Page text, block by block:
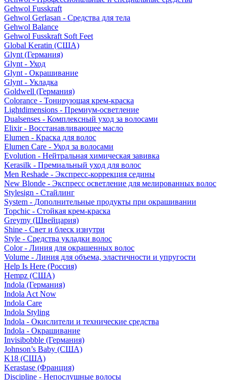
Gehwol Fusskraft
Gehwol Gerlasan - Средства для тела
Gehwol Balance
Gehwol Fusskraft Soft Feet
Global Keratin (США)
Glynt (Германия)
Glynt - Уход
Glynt - Окрашивание
Glynt - Укладка
Goldwell (Германия)
Colorance - Тонирующая крем-краска
Lightdimensions - Премиум-осветление
Dualsenses - Комплексный уход за волосами
Elixir - Восстанавливающее масло
Elumen - Краска для волос
Elumen Care - Уход за волосами
Evolution - Нейтральная химическая завивка
Kerasilk - Премиальный уход для волос
Men Reshade - Экспресс-коррекция седины
New Blonde - Экспресс осветление для мелированных волос
Stylesign - Стайлинг
System - Дополнительные продукты при окрашивании
Topchic - Стойкая крем-краска
Greymy (Швейцария)
Shine - Свет и блеск изнутри
Style - Средства укладки волос
Color - Линия для окрашенных волос
Volume - Линия для объема, эластичности и упругости
Help Is Here (Россия)
Hempz (США)
Indola (Германия)
Indola Act Now
Indola Care
Indola Styling
Indola - Окислители и технические средства
Indola - Окрашивание
Invisibobble (Германия)
Johnson’s Baby (США)
K18 (США)
Kerastase (Франция)
Discipline - Непослушные волосы